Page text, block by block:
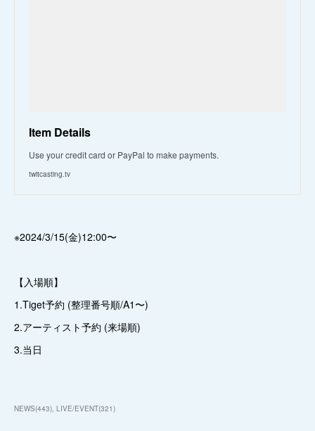
Item Details
Use your credit card or PayPal to make payments.
twitcasting.tv
※2024/3/15(金)12:00〜
【入場順】
1.Tiget予約 (整理番号順/A1〜)
2.アーティスト予約 (来場順)
3.当日
NEWS(443) LIVE/EVENT(321)